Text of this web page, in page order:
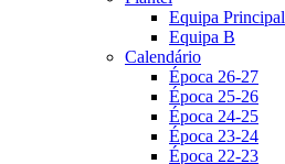
Equipa Principal
Equipa B
Calendário
Época 26-27
Época 25-26
Época 24-25
Época 23-24
Época 22-23